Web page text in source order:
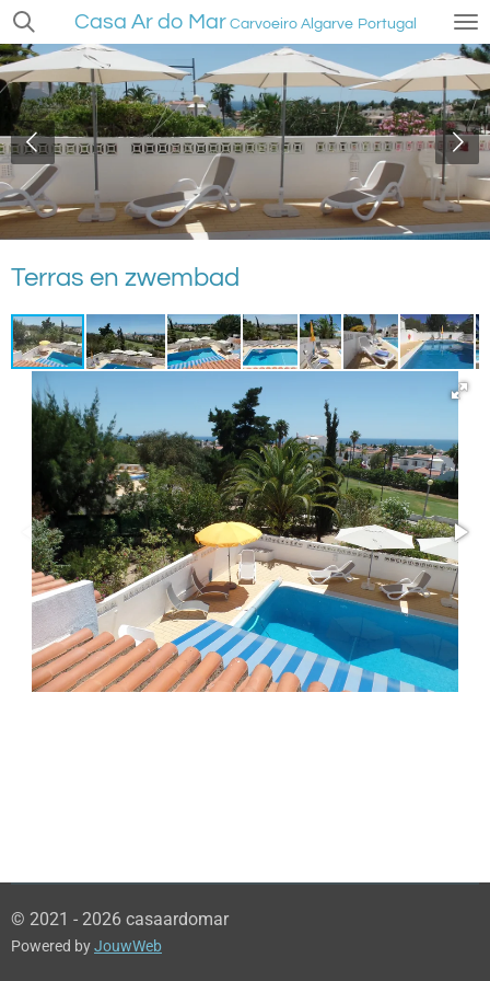
Ga
direct
naar
de
hoofdinhoud
Casa Ar do MarCarvoeiro Algarve Portugal
Terras en zwembad
© 2021 - 2026 casaardomar
Powered byJouwWeb